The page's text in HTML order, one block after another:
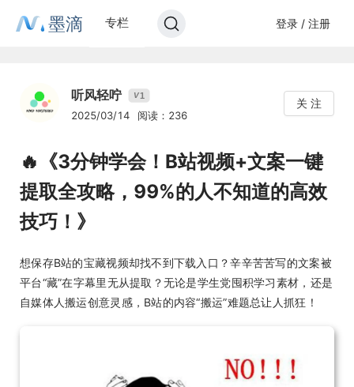
墨滴 专栏 登录 / 注册
听风轻咛 V1
2025/03/14 阅读：236
关 注
🔥《3分钟学会！B站视频+文案一键
提取全攻略，99%的人不知道的高效
技巧！》
想保存B站的宝藏视频却找不到下载入口？辛辛苦苦写的文案被
平台“藏”在字幕里无从提取？无论是学生党囤积学习素材，还是
自媒体人搬运创意灵感，B站的内容“搬运”难题总让人抓狂！